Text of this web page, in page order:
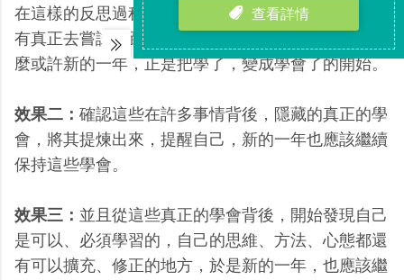
在這樣的反思過程，提醒自己有沒有常常學了，卻沒
有真正去嘗試實踐？嘗試去替換自己的思考模型？那
麼或許新的一年，正是把學了，變成學會了的開始。
效果二： 確認這些在許多事情背後，隱藏的真正的學
會，將其提煉出來，提醒自己，新的一年也應該繼續
保持這些學會。
效果三： 並且從這些真正的學會背後，開始發現自己
是可以、必須學習的，自己的思維、方法、心態都還
有可以擴充、修正的地方，於是新的一年，也應該繼